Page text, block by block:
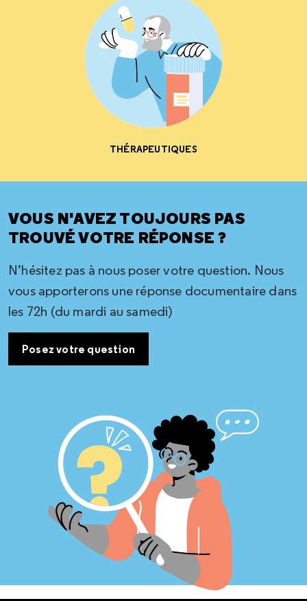
THÉRAPEUTIQUES
VOUS N'AVEZ TOUJOURS PAS
TROUVÉ VOTRE RÉPONSE ?
N’hésitez pas à nous poser votre question. Nous
vous apporterons une réponse documentaire dans
les 72h (du mardi au samedi)
Posez votre question